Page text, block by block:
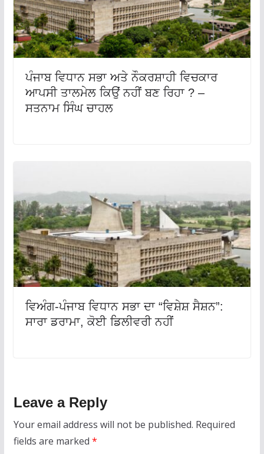
ਪੰਜਾਬ ਵਿਧਾਨ ਸਭਾ ਅਤੇ ਨੌਕਰਸ਼ਾਹੀ ਵਿਚਕਾਰ
ਆਪਸੀ ਤਾਲਮੇਲ ਕਿਉਂ ਨਹੀਂ ਬਣ ਰਿਹਾ ? –
ਸਤਨਾਮ ਸਿੰਘ ਚਾਹਲ
ਵਿਅੰਗ-ਪੰਜਾਬ ਵਿਧਾਨ ਸਭਾ ਦਾ “ਵਿਸ਼ੇਸ਼ ਸੈਸ਼ਨ”:
ਸਾਰਾ ਡਰਾਮਾ, ਕੋਈ ਡਿਲੀਵਰੀ ਨਹੀਂ
Leave a Reply
Your email address will not be published. Required
fields are marked *